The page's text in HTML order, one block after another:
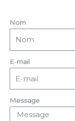
Nom
E-mail
Message